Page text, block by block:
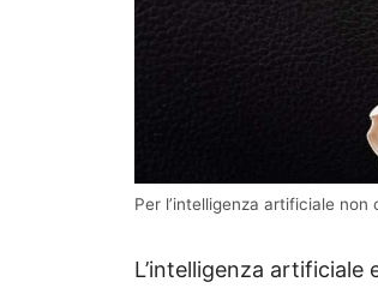
Per l’intelligenza artificiale
L’intelligenza